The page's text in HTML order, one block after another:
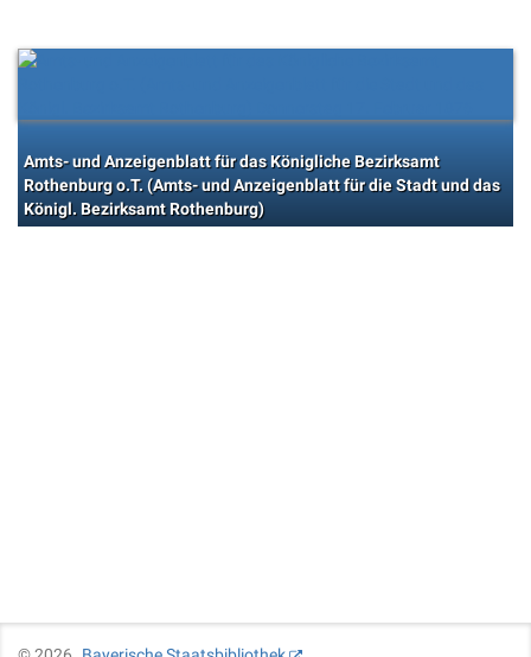
Amts- und Anzeigenblatt für das Königliche Bezirksamt
Rothenburg o.T. (Amts- und Anzeigenblatt für die Stadt und das
Königl. Bezirksamt Rothenburg)